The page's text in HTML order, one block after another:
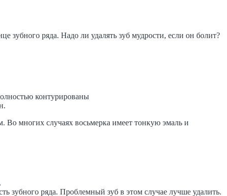
зубного ряда. Надо ли удалять зуб мудрости, если он болит?
контурированы
Во многих случаях восьмерка имеет тонкую эмаль и
зубного ряда. Проблемный зуб в этом случае лучше удалить.